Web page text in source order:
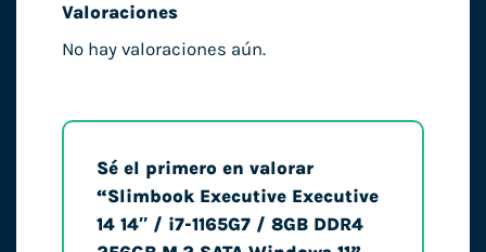
Valoraciones
No hay valoraciones aún.
Sé el primero en valorar
“Slimbook Executive Executive
14 14″ / i7-1165G7 / 8GB DDR4